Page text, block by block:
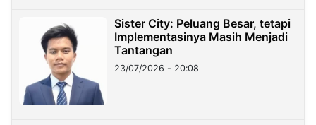
Sister City: Peluang Besar, tetapi
Implementasinya Masih Menjadi
Tantangan
23/07/2026 - 20:08